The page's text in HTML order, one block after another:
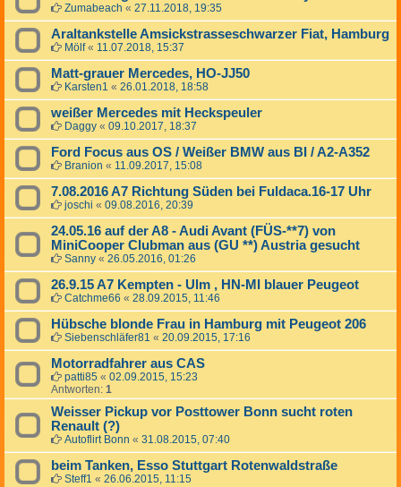
Zumabeach « 27.11.2018, 19:35
Araltankstelle Amsickstrasseschwarzer Fiat, Hamburg
Mölf« 11.07.2018, 15:37
Matt-grauer Mercedes, HO-JJ50
Karsten1 « 26.01.2018, 18:58
weißer Mercedes mit Heckspeuler
Daggy « 09.10.2017, 18:37
Ford Focus aus OS / Weißer BMW aus BI / A2-A352
Branion « 11.09.2017, 15:08
7.08.2016 A7 Richtung Süden bei Fuldaca.16-17 Uhr
joschi « 09.08.2016, 20:39
24.05.16 auf der A8 - Audi Avant (FÜS-**7) von
MiniCooper Clubman aus (GU **) Austria gesucht
Sanny « 26.05.2016, 01:26
26.9.15 A7 Kempten - Ulm , HN-MI blauer Peugeot
Catchme66 « 28.09.2015, 11:46
Hübsche blonde Frau in Hamburg mit Peugeot 206
Siebenschläfer81 « 20.09.2015, 17:16
Motorradfahrer aus CAS
patti85 « 02.09.2015, 15:23
Antworten: 1
Weisser Pickup vor Posttower Bonn sucht roten
Renault (?)
Autoflirt Bonn « 31.08.2015, 07:40
beim Tanken, Esso Stuttgart Rotenwaldstraße
Steff1 « 26.06.2015, 11:15